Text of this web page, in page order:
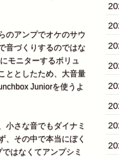
のアンプでオケのサウ
音づくりするのではな
モニターするボリュ
ととしたため、大音量
Juniorを使うよ
さな音でもダイナミ
、その中で本当にぼく
はなくてアンプシミ